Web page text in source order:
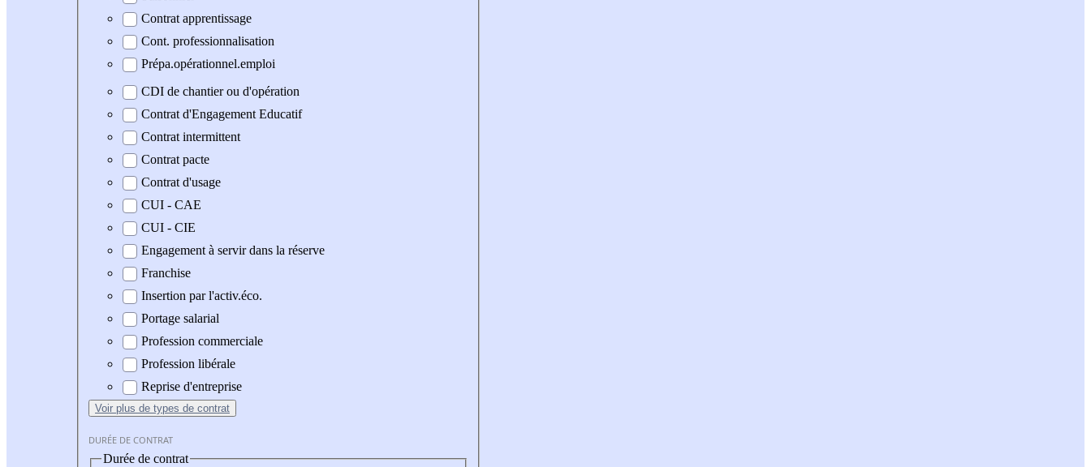
Contrat apprentissage
Cont. professionnalisation
Prépa.opérationnel.emploi
CDI de chantier ou d'opération
Contrat d'Engagement Educatif
Contrat intermittent
Contrat pacte
Contrat d'usage
CUI - CAE
CUI - CIE
Engagement à servir dans la réserve
Franchise
Insertion par l'activ.éco.
Portage salarial
Profession commerciale
Profession libérale
Reprise d'entreprise
Voir plus de types de contrat
DURÉE DE CONTRAT
Durée de contrat